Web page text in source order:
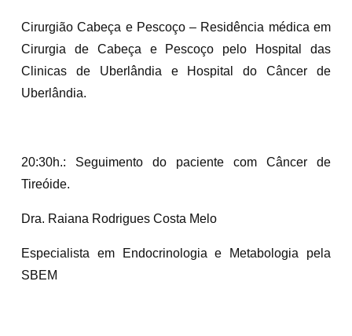
Cirurgião Cabeça e Pescoço – Residência médica em
Cirurgia de Cabeça e Pescoço pelo Hospital das
Clinicas de Uberlândia e Hospital do Câncer de
Uberlândia.
20:30h.: Seguimento do paciente com Câncer de
Tireóide.
Dra. Raiana Rodrigues Costa Melo
Especialista em Endocrinologia e Metabologia pela
SBEM